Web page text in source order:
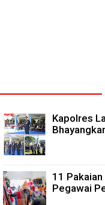
Kapolres
11
Pegawai